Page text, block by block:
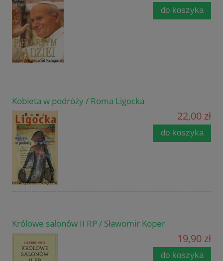
do koszyka
Kobieta w podróży / Roma Ligocka
22,00 zł
do koszyka
Królowe salonów II RP / Sławomir Koper
19,90 zł
do koszyka